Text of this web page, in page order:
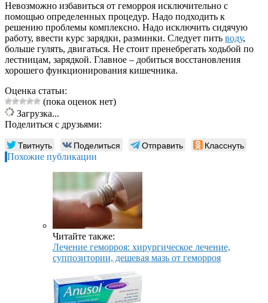
Невозможно избавиться от геморроя исключительно с
помощью определенных процедур. Надо подходить к
решению проблемы комплексно. Надо исключить сидячую
работу, ввести курс зарядки, разминки. Следует пить воду,
больше гулять, двигаться. Не стоит пренебрегать ходьбой по
лестницам, зарядкой. Главное – добиться восстановления
хорошего функционирования кишечника.
Оценка статьи:
(пока оценок нет)
Загрузка...
Поделиться с друзьями:
Твитнуть Поделиться Отправить Класснуть
Похожие публикации
Читайте также:
Лечение геморроя: хирургическое лечение,
суппозитории, дешевая мазь от геморроя